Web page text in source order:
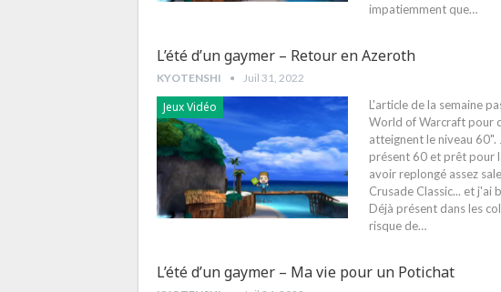
impatiemment que…
L’été d’un gaymer – Retour en Azeroth
KYOTENSHI Juil 31, 2022
Jeux Vidéo
L'article de la semaine
World of Warcraft pour
atteignent le niveau 60".
présent 60 et prêt pour
avoir replongé assez
Crusade Classic... et j'ai
Déjà présent dans les
risque de…
L’été d’un gaymer – Ma vie pour un Potichat